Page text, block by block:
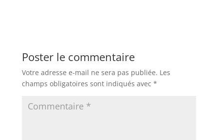
Poster le commentaire
Votre adresse e-mail ne sera pas publiée. Les
champs obligatoires sont indiqués avec *